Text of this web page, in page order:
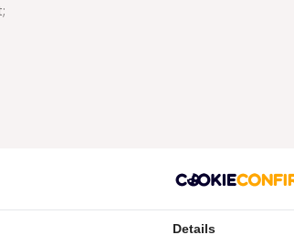
van 2.0 millimeter en is de op één na
ruimtes. Advies nodig? Neem dan
Details